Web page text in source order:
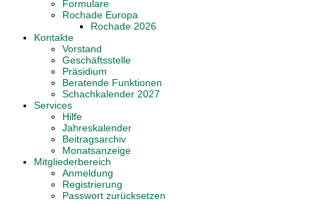
Formulare
Rochade Europa
Rochade 2026
Kontakte
Vorstand
Geschäftsstelle
Präsidium
Beratende Funktionen
Schachkalender 2027
Services
Hilfe
Jahreskalender
Beitragsarchiv
Monatsanzeige
Mitgliederbereich
Anmeldung
Registrierung
Passwort zurücksetzen